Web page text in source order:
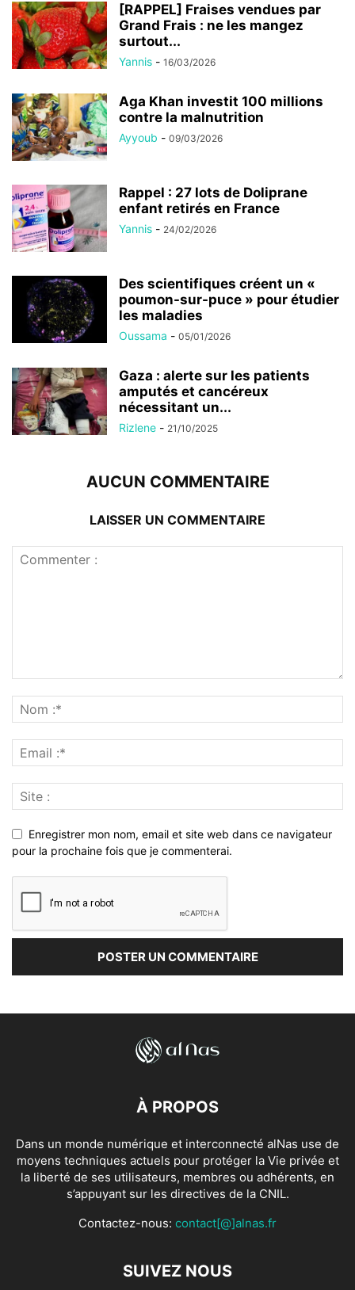
[RAPPEL] Fraises vendues par
Grand Frais : ne les mangez
surtout...
Yannis - 16/03/2026
Aga Khan investit 100 millions
contre la malnutrition
Ayyoub - 09/03/2026
Rappel : 27 lots de Doliprane
enfant retirés en France
Yannis - 24/02/2026
Des scientifiques créent un «
poumon-sur-puce » pour étudier
les maladies
Oussama - 05/01/2026
Gaza : alerte sur les patients
amputés et cancéreux
nécessitant un...
Rizlene - 21/10/2025
AUCUN COMMENTAIRE
LAISSER UN COMMENTAIRE
Enregistrer mon nom, email et site web dans ce navigateur
pour la prochaine fois que je commenterai.
À PROPOS
Dans un monde numérique et interconnecté alNas use de
moyens techniques actuels pour protéger la Vie privée et
la liberté de ses utilisateurs, membres ou adhérents, en
s’appuyant sur les directives de la CNIL.
Contactez-nous: contact[@]alnas.fr
SUIVEZ NOUS